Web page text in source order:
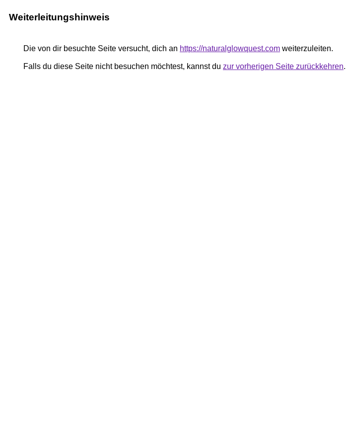
Weiterleitungshinweis
Die von dir besuchte Seite versucht, dich an https://naturalglowquest.com weiterzuleiten.
Falls du diese Seite nicht besuchen möchtest, kannst du zur vorherigen Seite zurückkehren.